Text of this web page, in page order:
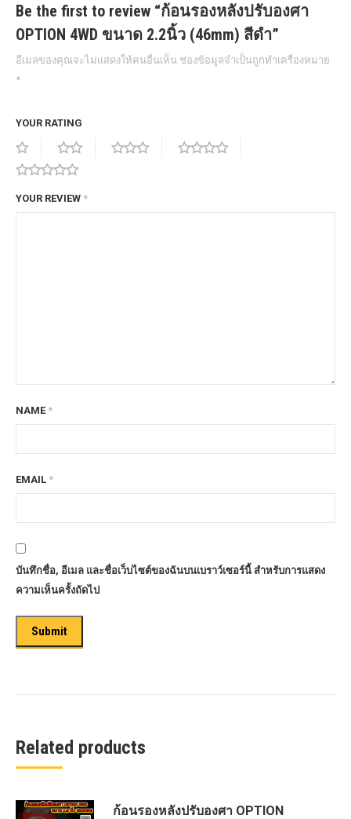
Be the first to review “ก้อนรองหลังปรับองศา
OPTION 4WD ขนาด 2.2นิ้ว (46mm) สีดำ”
อีเมลของคุณจะไม่แสดงให้คนอื่นเห็น ช่องข้อมูลจำเป็นถูกทำเครื่องหมาย
*
YOUR RATING
YOUR REVIEW *
NAME *
EMAIL *
บันทึกชื่อ, อีเมล และชื่อเว็บไซต์ของฉันบนเบราว์เซอร์นี้ สำหรับการแสดง
ความเห็นครั้งถัดไป
Related products
ก้อนรองหลังปรับองศา OPTION